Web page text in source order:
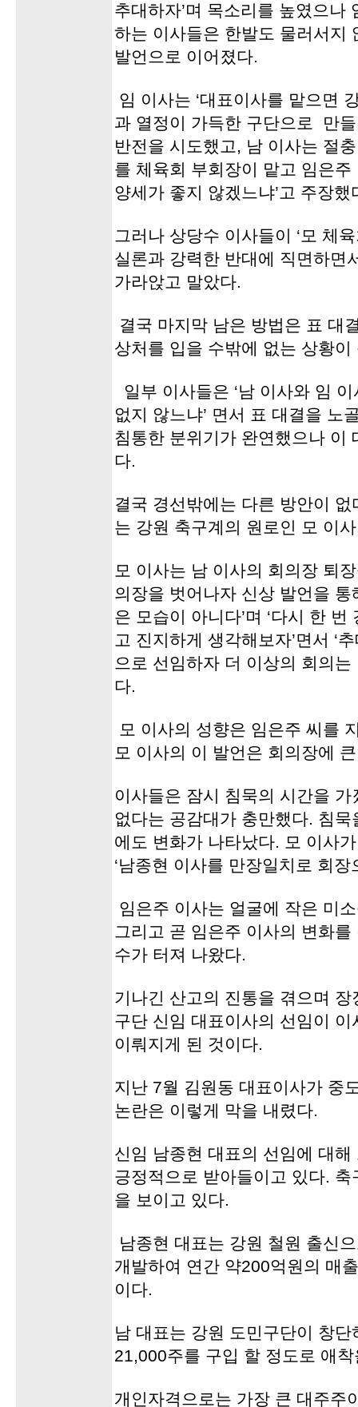
추대하자’며 목소리를 높였으나
하는 이사들은 한발도 물러서지
발언으로 이어졌다.
임 이사는 ‘대표이사를 맡으면
과 열정이 가득한 구단으로 만
반전을 시도했고, 남 이사는 절
를 체육회 부회장이 맡고 임은
양세가 좋지 않겠느냐’고 주장했
그러나 상당수 이사들이 ‘모 체
실론과 강력한 반대에 직면하면
가라앉고 말았다.
결국 마지막 남은 방법은 표 대
상처를 입을 수밖에 없는 상황
일부 이사들은 ‘남 이사와 임
없지 않느냐’ 면서 표 대결을 노
침통한 분위기가 완연했으나 이
다.
결국 경선밖에는 다른 방안이
는 강원 축구계의 원로인 모 이
모 이사는 남 이사의 회의장 퇴
의장을 벗어나자 신상 발언을 통
은 모습이 아니다’며 ‘다시 한
고 진지하게 생각해보자’면서 ‘
으로 선임하자 더 이상의 회의는
다.
모 이사의 성향은 임은주 씨를
모 이사의 이 발언은 회의장에
이사들은 잠시 침묵의 시간을
없다는 공감대가 충만했다. 침
에도 변화가 나타났다. 모 이사
‘남종현 이사를 만장일치로 회장
임은주 이사는 얼굴에 작은 미
그리고 곧 임은주 이사의 변화
수가 터져 나왔다.
기나긴 산고의 진통을 겪으며
구단 신임 대표이사의 선임이
이뤄지게 된 것이다.
지난 7월 김원동 대표이사가 중
논란은 이렇게 막을 내렸다.
신임 남종현 대표의 선임에 대
긍정적으로 받아들이고 있다.
을 보이고 있다.
남종현 대표는 강원 철원 출신
개발하여 연간 약200억원의 매
이다.
남 대표는 강원 도민구단이 창
21,000주를 구입 할 정도로 애
개인자격으로는 가장 큰 대주주